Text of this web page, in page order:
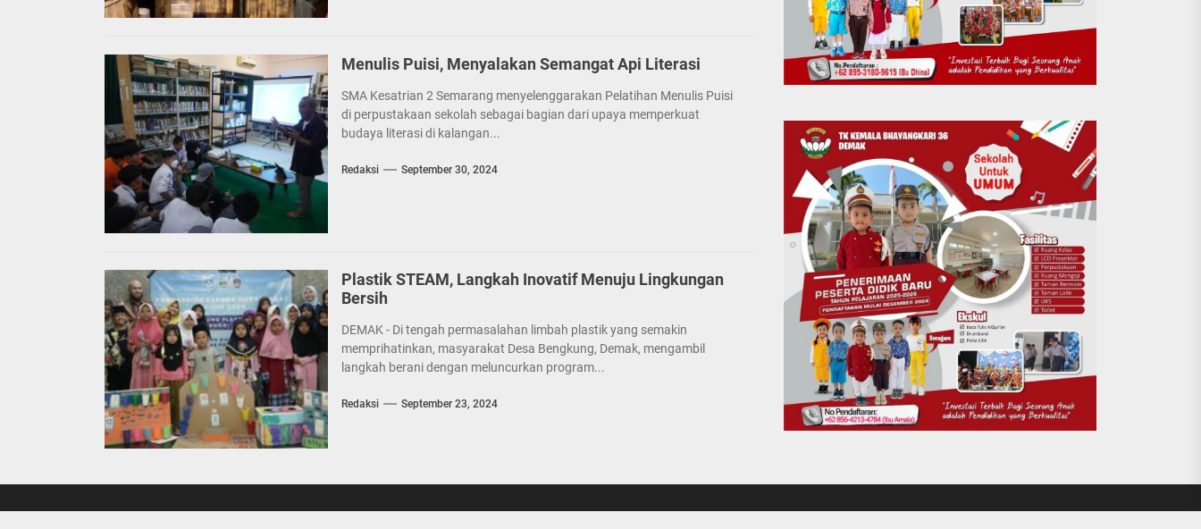
Menulis Puisi, Menyalakan Semangat Api Literasi
SMA Kesatrian 2 Semarang menyelenggarakan Pelatihan Menulis Puisi
di perpustakaan sekolah sebagai bagian dari upaya memperkuat
budaya literasi di kalangan...
Redaksi September 30, 2024
Plastik STEAM, Langkah Inovatif Menuju Lingkungan
Bersih
DEMAK - Di tengah permasalahan limbah plastik yang semakin
memprihatinkan, masyarakat Desa Bengkung, Demak, mengambil
langkah berani dengan meluncurkan program...
Redaksi September 23, 2024